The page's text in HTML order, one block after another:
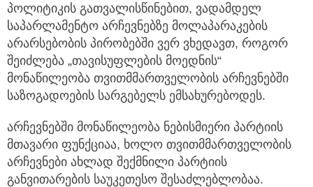
პოლიტიკის გათვალისწინებით, ვადამდელ
საპარლამენტო არჩევნებზე მოლაპარაკების
არარსებობის პირობებში ვერ ვხედავთ, როგორ
შეიძლება „თავისუფლების მოედნის“
მონაწილეობა თვითმმართველობის არჩევნებში
საზოგადოების სარგებელს ემსახურებოდეს.
არჩევნებში მონაწილეობა ნებისმიერი პარტიის
მთავარი ფუნქციაა, ხოლო თვითმმართველობის
არჩევნები ახლად შექმნილი პარტიის
განვითარების საუკეთესო შესაძლებლობაა.